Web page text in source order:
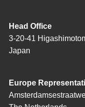
Head Office
3-20-41
Japan
Europe